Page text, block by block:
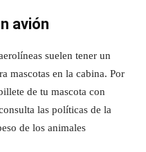
avión
suelen tener un
mascotas en la cabina. Por
de tu mascota con
las políticas de la
de los animales